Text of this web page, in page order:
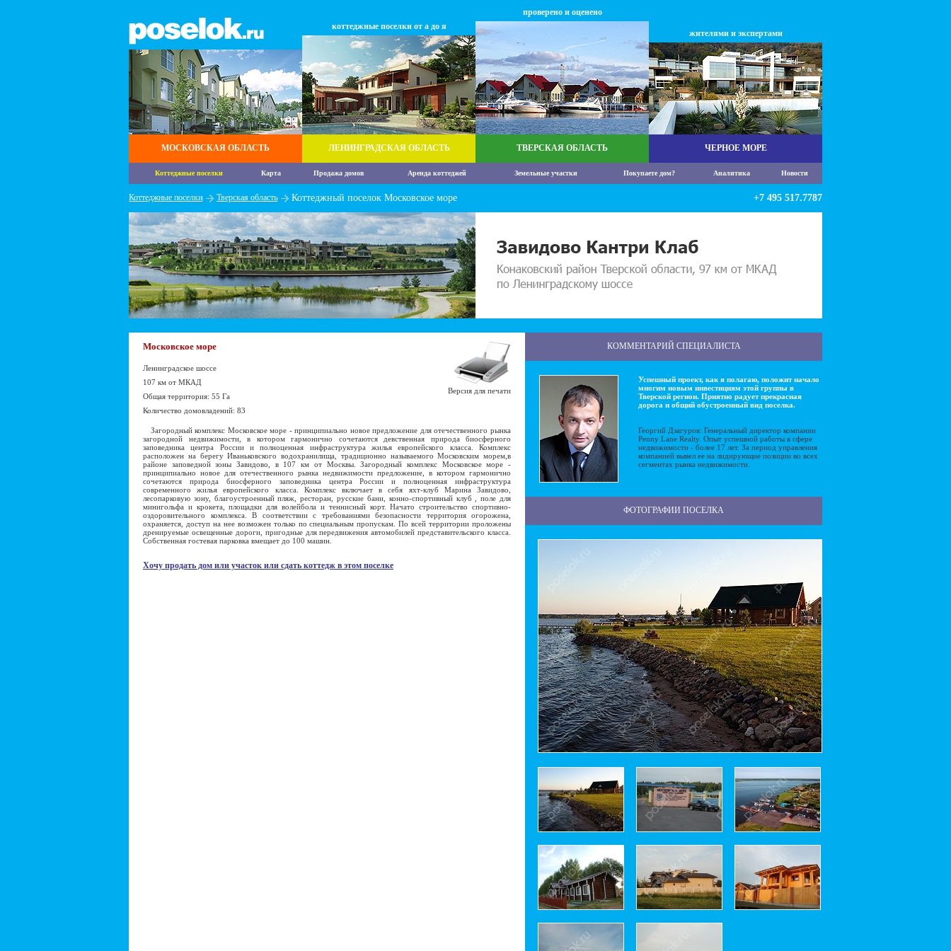
МОСКОВСКАЯ ОБЛАСТЬ
коттеджные поселки от а до я
ЛЕНИНГРАДСКАЯ ОБЛАСТЬ
проверено и оценено
ТВЕРСКАЯ ОБЛАСТЬ
жителями и экспертами
ЧЕРНОЕ МОРЕ
Коттеджные поселки Карта Продажа домов Аренда коттеджей Земельные участки Покупаете дом? Аналитика Новости
Коттеджные поселки Тверская область Коттеджный поселок Московское море +7 495 517.7787
Московское море
Ленинградское шоссе
107 км от МКАД
Общая территория: 55 Га
Количество домовладений: 83
Версия для печати
Загородный комплекс Московское море - принципиально новое предложение для отечественного рынка
загородной недвижимости, в котором гармонично сочетаются девственная природа биосферного
заповедника центра России и полноценная инфраструктура жилья европейского класса. Комплекс
расположен на берегу Иваньковского водохранилища, традиционно называемого Московским морем,в
районе заповедной зоны Завидово, в 107 км от Москвы. Загородный комплекс Московское море -
принципиально новое для отечественного рынка недвижимости предложение, в котором гармонично
сочетаются природа биосферного заповедника центра России и полноценная инфраструктура
современного жилья европейского класса. Комплекс включает в себя яхт-клуб Марина Завидово,
лесопарковую зону, благоустроенный пляж, ресторан, русские бани, конно-спортивный клуб , поле для
минигольфа и крокета, площадки для волейбола и теннисный корт. Начато строительство спортивно-
оздоровительного комплекса. В соответствии с требованиями безопасности территория огорожена,
охраняется, доступ на нее возможен только по специальным пропускам. По всей территории проложены
дренируемые освещенные дороги, пригодные для передвижения автомобилей представительского класса.
Собственная гостевая парковка вмещает до 100 машин.
Хочу продать дом или участок или сдать коттедж в этом поселке
КОММЕНТАРИЙ СПЕЦИАЛИСТА
Успешный проект, как я полагаю, положит начало
многим новым инвестициям этой группы в
Тверской регион. Приятно радует прекрасная
дорога и общий обустроенный вид поселка.
Георгий Дзагуров: Генеральный директор компании
Penny Lane Realty. Опыт успешной работы в сфере
недвижимости - более 17 лет. За период управления
компанией вывел ее на лидирующие позиции во всех
сегментах рынка недвижимости.
ФОТОГРАФИИ ПОСЕЛКА